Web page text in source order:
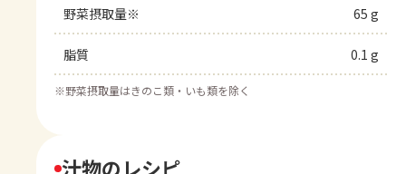
野菜摂取量※ 65 g
脂質 0.1 g
※野菜摂取量はきのこ類・いも類を除く
汁物のレシピ